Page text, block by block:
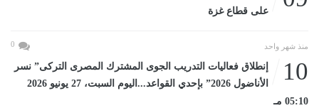
على قطاع غزة
منذ شهر واحد 0
10
إنطلاق فعاليات التدريب الجوى المشترك المصرى التركى” نسر
الأناضول 2026” بإحدي القواعد...اليوم السبت، 27 يونيو 2026
05:10 مـ